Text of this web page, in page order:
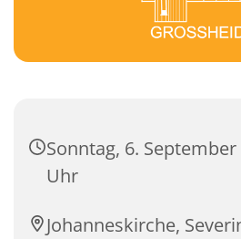
Sonntag, 6. September
Uhr
Johanneskirche,